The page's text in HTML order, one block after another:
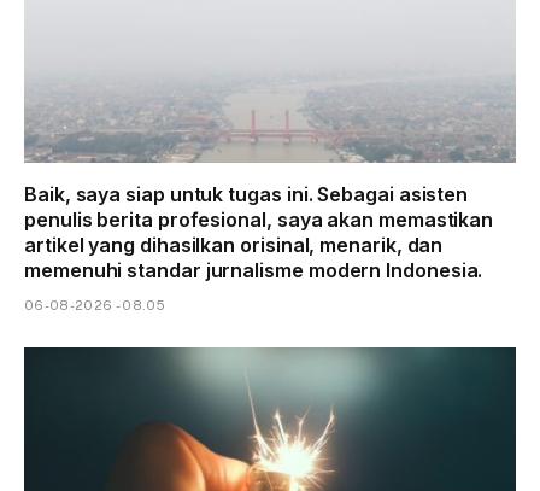
Baik, saya siap untuk tugas ini. Sebagai asisten
penulis berita profesional, saya akan memastikan
artikel yang dihasilkan orisinal, menarik, dan
memenuhi standar jurnalisme modern Indonesia.
06-08-2026 - 08.05